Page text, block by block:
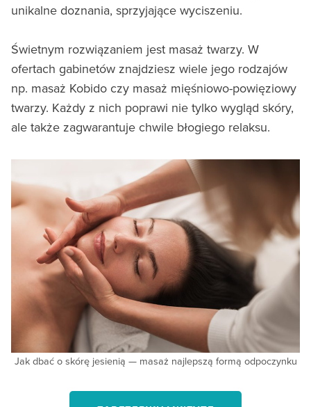
unikalne doznania, sprzyjające wyciszeniu.
Świetnym rozwiązaniem jest masaż twarzy. W
ofertach gabinetów znajdziesz wiele jego rodzajów
np. masaż Kobido czy masaż mięśniowo-powięziowy
twarzy. Każdy z nich poprawi nie tylko wygląd skóry,
ale także zagwarantuje chwile błogiego relaksu.
Jak dbać o skórę jesienią — masaż najlepszą formą odpoczynku